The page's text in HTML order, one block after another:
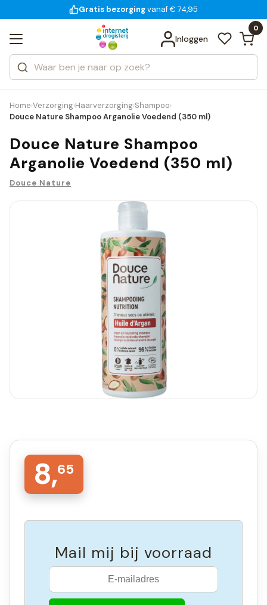
voor 18:00 uur besteld
Gratis bezorging
14 dagen bedenktijd
Inloggen
0
Zoeken
Categorieën
Merken
Bekijk alle resultaten
Home›Verzorging›Haarverzorging›Shampoo›
Douce Nature Shampoo Arganolie Voedend (350 ml)
Douce Nature Shampoo
Arganolie Voedend (350 ml)
Douce Nature
8,65
Mail mij bij voorraad